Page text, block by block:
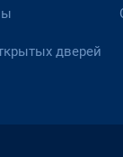
дверей